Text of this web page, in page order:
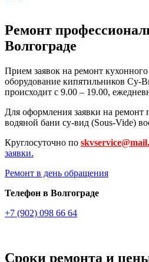
Ремонт
Волгограде
Прием заявок на ремонт
оборудование кипятильников Су-
происходит с 9.00 – 19.00,
Для оформления заявки на ремонт
водяной бани су-вид (Sous-Vide)
Круглосуточно по
заявки.
Ремонт в день обращения
Телефон в Волгограде
+7 (902) 098 66 64
Сроки ремонта и